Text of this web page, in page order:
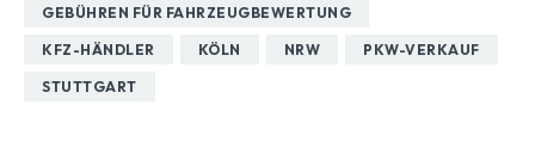
GEBÜHREN FÜR FAHRZEUGBEWERTUNG
KFZ-HÄNDLER KÖLN NRW PKW-VERKAUF
STUTTGART